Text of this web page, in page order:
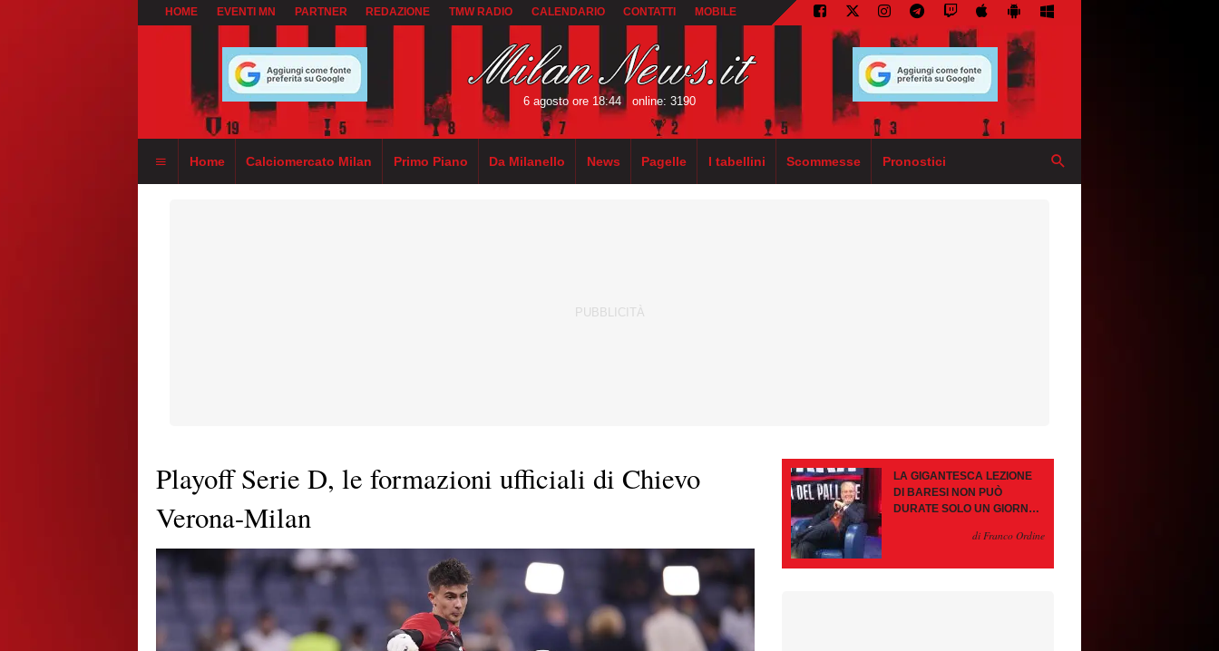
HOME EVENTI MN PARTNER REDAZIONE TMW RADIO CALENDARIO CONTATTI MOBILE
6 agosto ore 18:44 online: 3190
Home Calciomercato Milan Primo Piano Da Milanello News Pagelle I tabellini Scommesse Pronostici
Playoff Serie D, le formazioni ufficiali di Chievo
Verona-Milan
LA GIGANTESCA LEZIONE
DI BARESI NON PUÒ
DURATE SOLO UN GIORNO.
CONTROMOSSEdi Franco Ordine